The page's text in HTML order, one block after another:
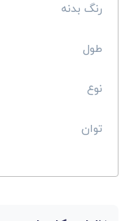
رنگ بدنه
طول
نوع
توان